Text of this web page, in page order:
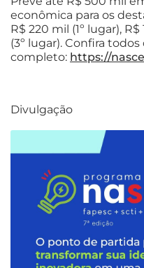
econômica para os
R$ 220 mil (1º lugar),
(3º lugar). Confira
completo: https://
Divulgação